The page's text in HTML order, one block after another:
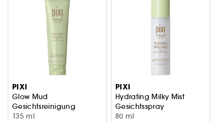
PIXI
Glow Mud
Gesichtsreinigung
135 ml
PIXI
Hydrating Milky Mist
Gesichtsspray
80 ml